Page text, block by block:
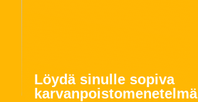
Löydä sinulle sopiva
karvanpoistomenetelmä